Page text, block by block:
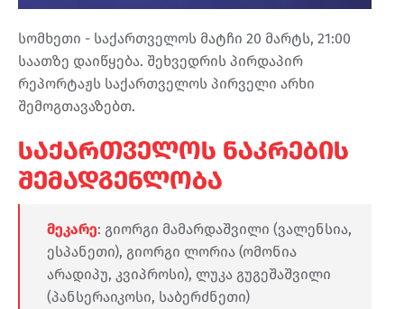
სომხეთი - საქართველოს მატჩი 20 მარტს, 21:00
საათზე დაიწყება. შეხვედრის პირდაპირ
რეპორტაჟს საქართველოს პირველი არხი
შემოგთავაზებთ.
საქართველოს ნაკრების
შემადგენლობა
მეკარე: გიორგი მამარდაშვილი (ვალენსია,
ესპანეთი), გიორგი ლორია (ომონია
არადიპუ, კვიპროსი), ლუკა გუგეშაშვილი
(პანსერაიკოსი, საბერძნეთი)